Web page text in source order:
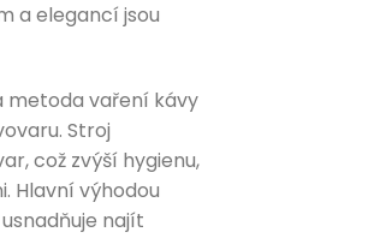
a elegancí jsou
metoda vaření kávy
Stroj
což zvýší hygienu,
Hlavní výhodou
najít